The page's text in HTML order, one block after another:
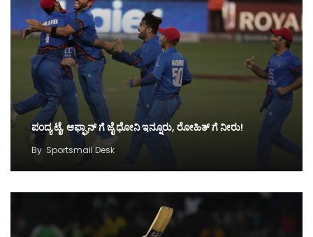
ಪಂದ್ಯ ಟೈ, ಆಫ್ಘಾನ್ ಗೆ ಜೈ ಧೋನಿ ಇನ್ನೂರು, ರೋಹಿತ್ ಗೆ ನೀರು!
By Sportsmail Desk